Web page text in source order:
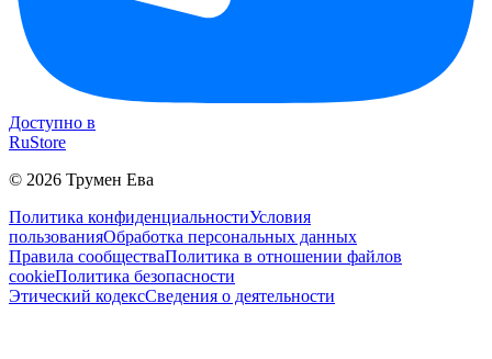
Доступно в
RuStore
© 2026 Трумен Ева
Политика конфиденциальностиУсловия
пользованияОбработка персональных данных
Правила сообществаПолитика в отношении файлов
cookieПолитика безопасности
Этический кодексСведения о деятельности